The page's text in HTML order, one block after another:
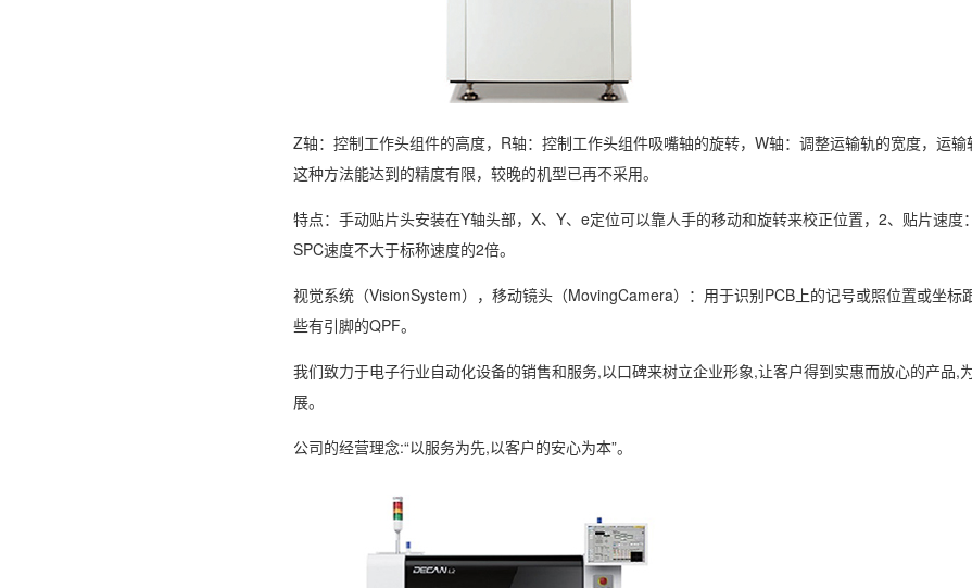
Z轴：控制工作头组件的高度，R轴：控制工作头组件吸嘴轴的旋转，W轴：调整运输轨的宽度，运
这种方法能达到的精度有限，较晚的机型已再不采用。
特点：手动贴片头安装在Y轴头部，X、Y、e定位可以靠人手的移动和旋转来校正位置，2、贴片速
SPC速度不大于标称速度的2倍。
视觉系统（VisionSystem），移动镜头（MovingCamera）：用于识别PCB上的记号或照位置或坐标
些有引脚的QPF。
我们致力于电子行业自动化设备的销售和服务,以口碑来树立企业形象,让客户得到实惠而放心的产品
展。
公司的经营理念:“以服务为先,以客户的安心为本”。